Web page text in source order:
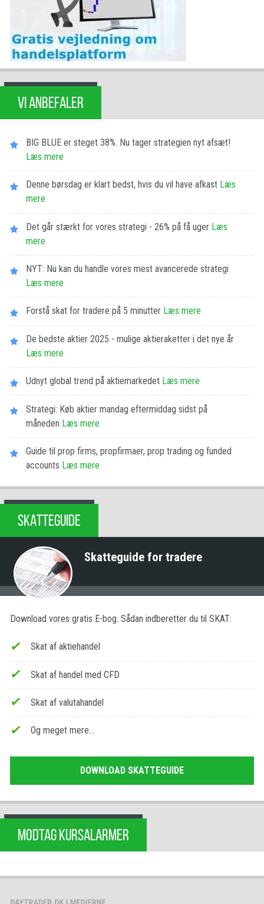
VI ANBEFALER
BIG BLUE er steget 38%. Nu tager strategien nyt afsæt!
Læs mere
Denne børsdag er klart bedst, hvis du vil have afkast Læs
mere
Det går stærkt for vores strategi - 26% på få uger Læs
mere
NYT: Nu kan du handle vores mest avancerede strategi
Læs mere
Forstå skat for tradere på 5 minutter Læs mere
De bedste aktier 2025 - mulige aktieraketter i det nye år
Læs mere
Udnyt global trend på aktiemarkedet Læs mere
Strategi: Køb aktier mandag eftermiddag sidst på
måneden Læs mere
Guide til prop firms, propfirmaer, prop trading og funded
accounts Læs mere
SKATTEGUIDE
Skatteguide for tradere
Download vores gratis E-bog. Sådan indberetter du til SKAT:
Skat af aktiehandel
Skat af handel med CFD
Skat af valutahandel
Og meget mere…
DOWNLOAD SKATTEGUIDE
MODTAG KURSALARMER